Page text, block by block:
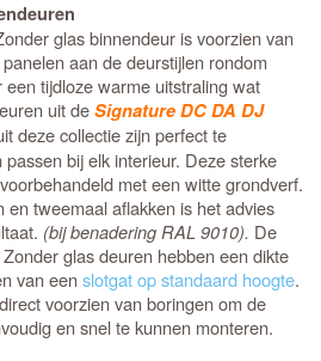
glas binnendeur is voorzien van
aan de deurstijlen rondom
tijdloze warme uitstraling wat
uit deSignature DC DA DJ
deze collectie zijn perfect te
bij elk interieur. Deze sterke
met een witte grondverf.
en tweemaal aflakken is het advies
(bij benadering RAL 9010). De
glas deuren hebben een dikte
van eenslotgat op standaard hoogte.
voorzien van boringen om de
en snel te kunnen monteren.